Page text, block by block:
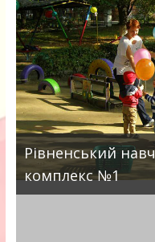
Рівненський
комплекс №1